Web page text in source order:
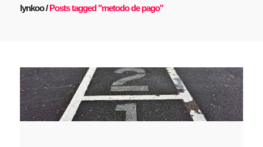
lynkoo/Posts tagged "metodo de pago"